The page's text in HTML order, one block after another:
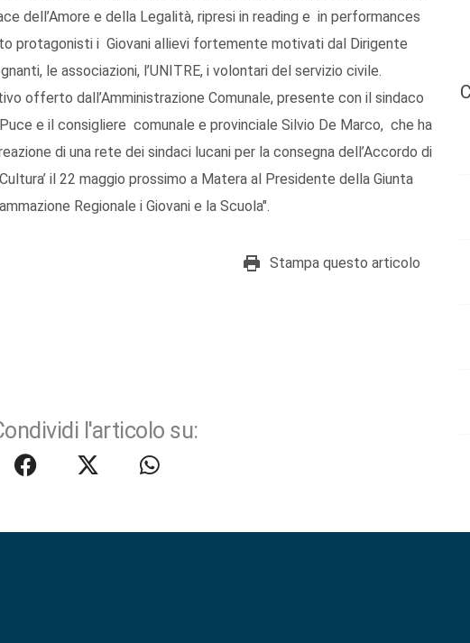
dell’Amore e della Legalità, ripresi in reading e in performances
protagonisti i Giovani allievi fortemente motivati dal Dirigente
le associazioni, l’UNITRE, i volontari del servizio civile.
offerto dall’Amministrazione Comunale, presente con il sindaco
e il consigliere comunale e provinciale Silvio De Marco, che ha
di una rete dei sindaci lucani per la consegna dell’Accordo di
il 22 maggio prossimo a Matera al Presidente della Giunta
Regionale i Giovani e la Scuola".
Stampa questo articolo
l'articolo su: